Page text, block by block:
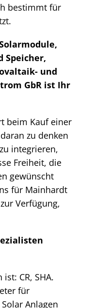
bestimmt für
Speicher,
und
GbR ist Ihr
beim Kauf einer
zu denken
integrieren,
Freiheit, die
gewünscht
für Mainhardt
Verfügung,
CR, SHA.
für
Anlagen